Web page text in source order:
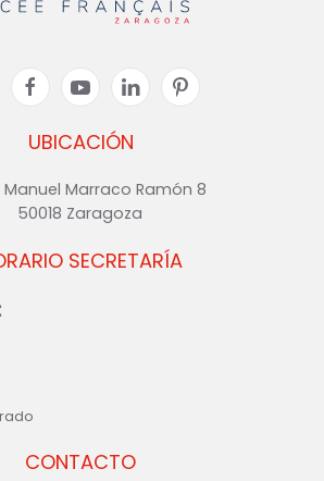
UBICACIÓN
Manuel Marraco Ramón 8
50018 Zaragoza
CONTACTO
SECRETARÍA